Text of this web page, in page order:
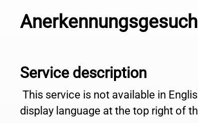
Service description
This service is not available in
display language at the top right of